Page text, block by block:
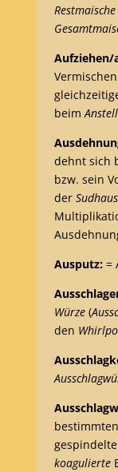
Restmaische
Aufziehen/
beim
dehnt sich
bzw. sein
der
Ausputz:=
Würze(
den
bestimmten
koagulierte